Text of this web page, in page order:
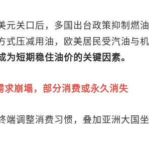
元关口后，多国出台政策抑制燃
式压减用油，欧美居民受汽油与
为短期稳住油价的关键因素。
求崩塌，部分消费或永久消失
端调整消费习惯，叠加亚洲大国